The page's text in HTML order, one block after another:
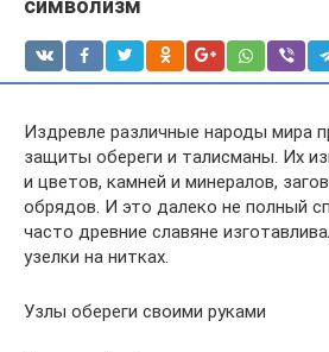
символизм
Издревле различные народы мира
защиты обереги и талисманы. Их
и цветов, камней и минералов,
обрядов. И это далеко не полный
часто древние славяне
узелки на нитках.
Узлы обереги своими руками